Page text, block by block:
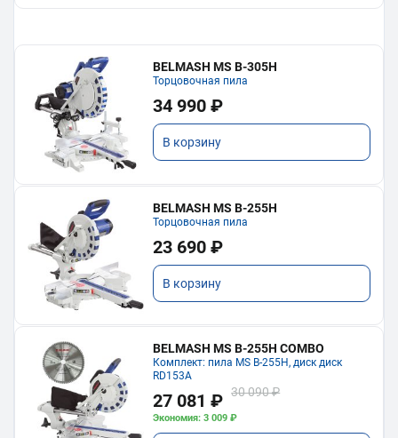
BELMASH MS B-305H
Торцовочная пила
34 990 ₽
В корзину
BELMASH MS B-255H
Торцовочная пила
23 690 ₽
В корзину
BELMASH MS B-255H COMBO
Комплект: пила MS B-255H, диск диск
RD153A
27 081 ₽ 30 090 ₽
Экономия: 3 009 ₽